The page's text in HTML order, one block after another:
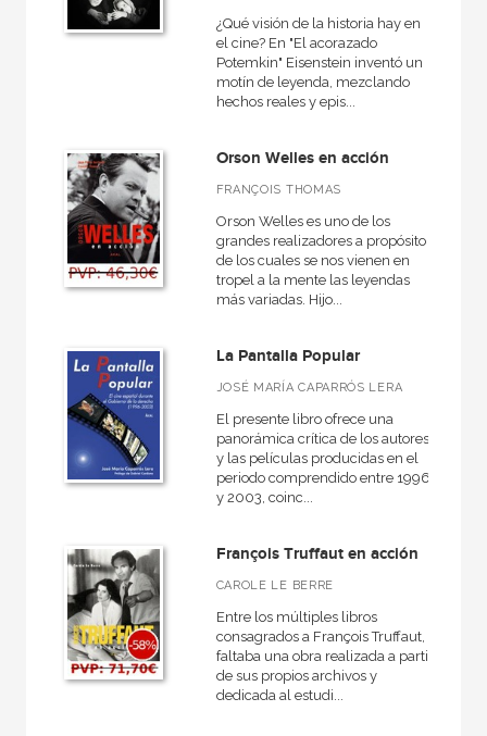
¿Qué visión de la historia hay en
el cine? En "El acorazado
Potemkin" Eisenstein inventó un
motín de leyenda, mezclando
hechos reales y epis...
Orson Welles en acción
FRANÇOIS THOMAS
Orson Welles es uno de los
grandes realizadores a propósito
de los cuales se nos vienen en
tropel a la mente las leyendas
más variadas. Hijo...
La Pantalla Popular
JOSÉ MARÍA CAPARRÓS LERA
El presente libro ofrece una
panorámica crítica de los autores
y las películas producidas en el
periodo comprendido entre 1996
y 2003, coinc...
François Truffaut en acción
CAROLE LE BERRE
Entre los múltiples libros
consagrados a François Truffaut,
faltaba una obra realizada a partir
de sus propios archivos y
dedicada al estudi...